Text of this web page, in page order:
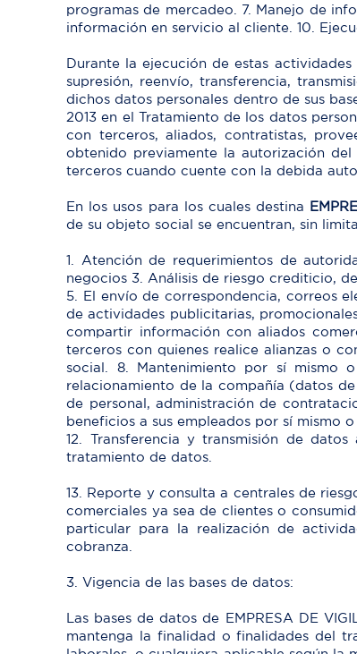
programas de mercadeo. 7. Manejo de
información en servicio al cliente. 10.
Durante la ejecución de estas
supresión, reenvío, transferencia,
dichos datos personales dentro de sus
2013 en el Tratamiento de los datos
con terceros, aliados, contratistas,
obtenido previamente la autorización
terceros cuando cuente con la debida
En los usos para los cuales destina
de su objeto social se encuentran, sin
1. Atención de requerimientos de
negocios 3. Análisis de riesgo crediticio,
5. El envío de correspondencia, correos
de actividades publicitarias,
compartir información con aliados
terceros con quienes realice alianzas o
social. 8. Mantenimiento por sí mismo
relacionamiento de la compañía (datos
de personal, administración de
beneficios a sus empleados por sí mismo
12. Transferencia y transmisión de
tratamiento de datos.
13. Reporte y consulta a centrales de
comerciales ya sea de clientes o
particular para la realización de
cobranza.
3. Vigencia de las bases de datos:
Las bases de datos de EMPRESA DE
mantenga la finalidad o finalidades del